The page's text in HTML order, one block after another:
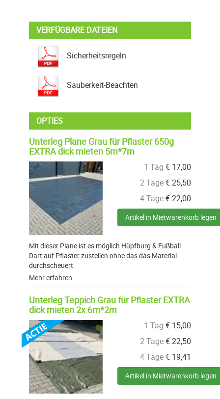
VERFÜGBARE DATEIEN
Sicherheitsregeln
Sauberkeit-Beachten
OPTIES
Unterleg Plane Grau für Pflaster 650g
EXTRA dick mieten 5m*7m
1 Tag € 17,00
2 Tage€25,50
4 Tage€22,00
Artikel in Mietwarenkorb legen
Mit dieser Plane ist es möglich Hüpfburg & Fußball
Dart auf Pflaster zustellen ohne das das Material
durchscheuert.
Mehr erfahren
Unterleg Teppich Grau für Pflaster EXTRA
dick mieten 2x 6m*2m
1 Tag € 15,00
2 Tage€22,50
4 Tage€ 19,41
Artikel in Mietwarenkorb legen